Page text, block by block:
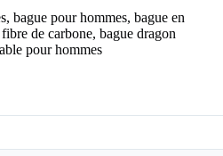
bague pour hommes, bague en
de carbone, bague dragon
pour hommes